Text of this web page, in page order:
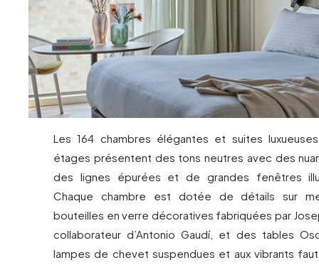
Les 164 chambres élégantes et suites
étages présentent des tons neutres avec des
des lignes épurées et de grandes fenêtres
Chaque chambre est dotée de détails sur
bouteilles en verre décoratives fabriquées par
collaborateur d’Antonio Gaudí, et des tables
lampes de chevet suspendues et aux vibrants